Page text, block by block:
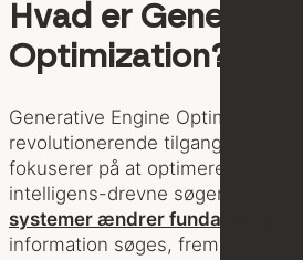
Hvad er
Optimization?
Generative Engine Optimization
revolutionerende tilgang til digital
fokuserer på at optimere indhold
intelligens-drevne søgemaskiner.
systemer ændrer fundamentalt
information søges, fremvises og